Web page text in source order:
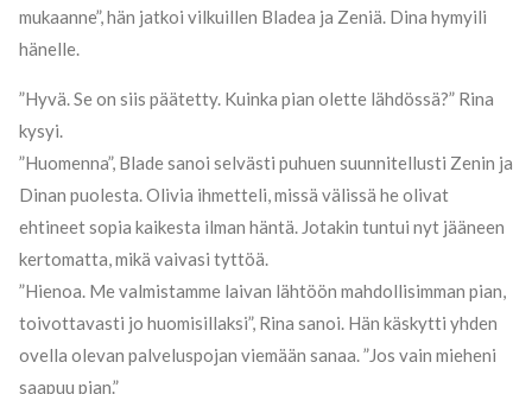
mukaanne”, hän jatkoi vilkuillen Bladea ja Zeniä. Dina hymyili
hänelle.
”Hyvä. Se on siis päätetty. Kuinka pian olette lähdössä?” Rina
kysyi.
”Huomenna”, Blade sanoi selvästi puhuen suunnitellusti Zenin ja
Dinan puolesta. Olivia ihmetteli, missä välissä he olivat
ehtineet sopia kaikesta ilman häntä. Jotakin tuntui nyt jääneen
kertomatta, mikä vaivasi tyttöä.
”Hienoa. Me valmistamme laivan lähtöön mahdollisimman pian,
toivottavasti jo huomisillaksi”, Rina sanoi. Hän käskytti yhden
ovella olevan palveluspojan viemään sanaa. ”Jos vain mieheni
saapuu pian.”